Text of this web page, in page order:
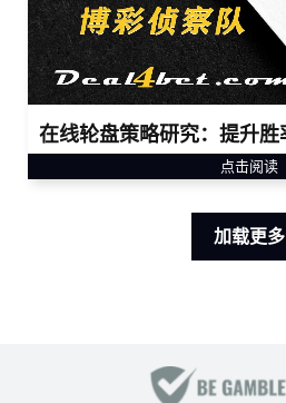
在线轮盘策略研究：提升胜
点击阅读
加载更多